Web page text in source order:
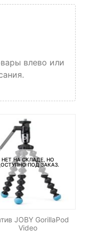
влево или
НЕТ НА СКЛАДЕ, НО
ПОД ЗАКАЗ.
JOBY GorillaPod
Video